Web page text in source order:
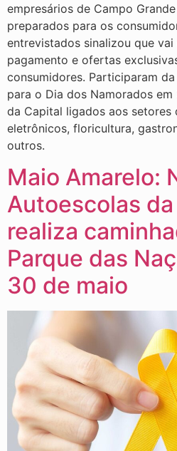
empresários de Campo
preparados para os
entrevistados sinalizou que
pagamento e ofertas
consumidores. Participaram
para o Dia dos Namorados
da Capital ligados aos setores
eletrônicos, floricultura,
outros.
Maio Amarelo:
Autoescolas da
realiza
Parque das
30 de maio